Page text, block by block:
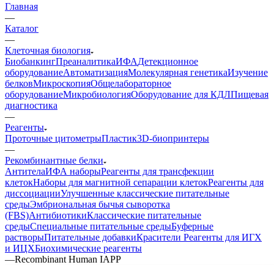
Главная
—
Каталог
—
Клеточная биология
БиобанкингПреаналитикаИФАДетекционное
оборудованиеАвтоматизацияМолекулярная генетикаИзучение
белковМикроскопияОбщелабораторное
оборудованиеМикробиологияОборудование для КДЛПищевая
диагностика
—
Реагенты
Проточные цитометрыПластик3D-биопринтеры
—
Рекомбинантные белки
АнтителаИФА наборыРеагенты для трансфекции
клетокНаборы для магнитной сепарации клетокРеагенты для
диссоциацииУлучшенные классические питательные
средыЭмбриональная бычья сыворотка
(FBS)АнтибиотикиКлассические питательные
средыСпециальные питательные средыБуферные
растворыПитательные добавкиКрасители Реагенты для ИГХ
и ИЦХБиохимические реагенты
—Recombinant Human IAPP